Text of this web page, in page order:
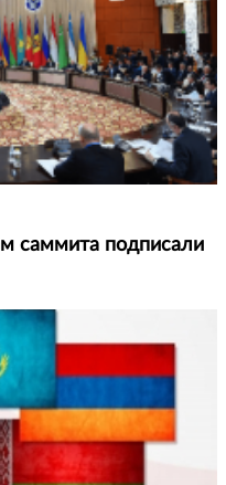
саммита подписали